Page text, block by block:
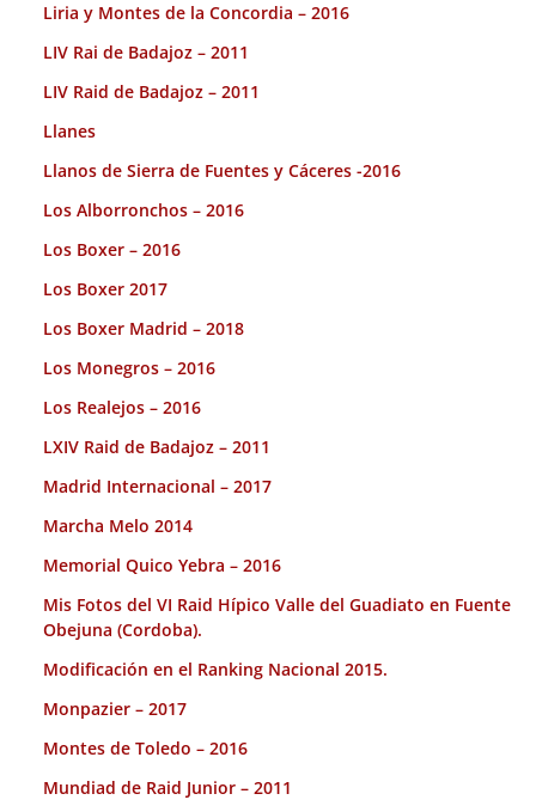
Liria y Montes de la Concordia – 2016
LIV Rai de Badajoz – 2011
LIV Raid de Badajoz – 2011
Llanes
Llanos de Sierra de Fuentes y Cáceres -2016
Los Alborronchos – 2016
Los Boxer – 2016
Los Boxer 2017
Los Boxer Madrid – 2018
Los Monegros – 2016
Los Realejos – 2016
LXIV Raid de Badajoz – 2011
Madrid Internacional – 2017
Marcha Melo 2014
Memorial Quico Yebra – 2016
Mis Fotos del VI Raid Hípico Valle del Guadiato en Fuente
Obejuna (Cordoba).
Modificación en el Ranking Nacional 2015.
Monpazier – 2017
Montes de Toledo – 2016
Mundiad de Raid Junior – 2011